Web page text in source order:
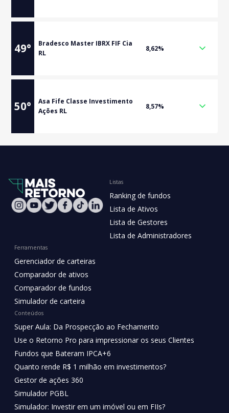
49°
Bradesco Master IBRX FIF Cia
RL
8,62%
50°
Asa Fife Classe Investimento
Ações RL
8,57%
Listas
Ranking de fundos
Lista de Ativos
Lista de Gestores
Lista de Administradores
Ferramentas
Gerenciador de carteiras
Comparador de ativos
Comparador de fundos
Simulador de carteira
Conteúdos
Super Aula: Da Prospecção ao Fechamento
Use o Retorno Pro para impressionar os seus Clientes
Fundos que Bateram IPCA+6
Quanto rende R$ 1 milhão em investimentos?
Gestor de ações 360
Simulador PGBL
Simulador: Investir em um imóvel ou em FIIs?